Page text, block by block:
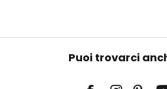
Puoi trovarci